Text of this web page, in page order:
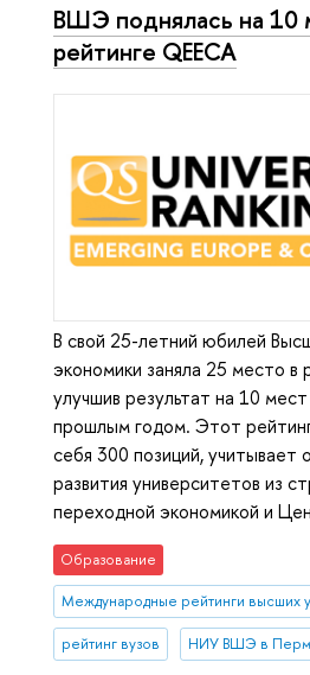
ВШЭ поднялась на 10
рейтинге QEECA
В свой 25-летний юбилей
экономики заняла 25 место в
улучшив результат на 10
прошлым годом. Этот
себя 300 позиций, учитывает
развития университетов из
переходной экономикой и
Образование
Международные рейтинги высших
рейтинг вузов НИУ ВШЭ в